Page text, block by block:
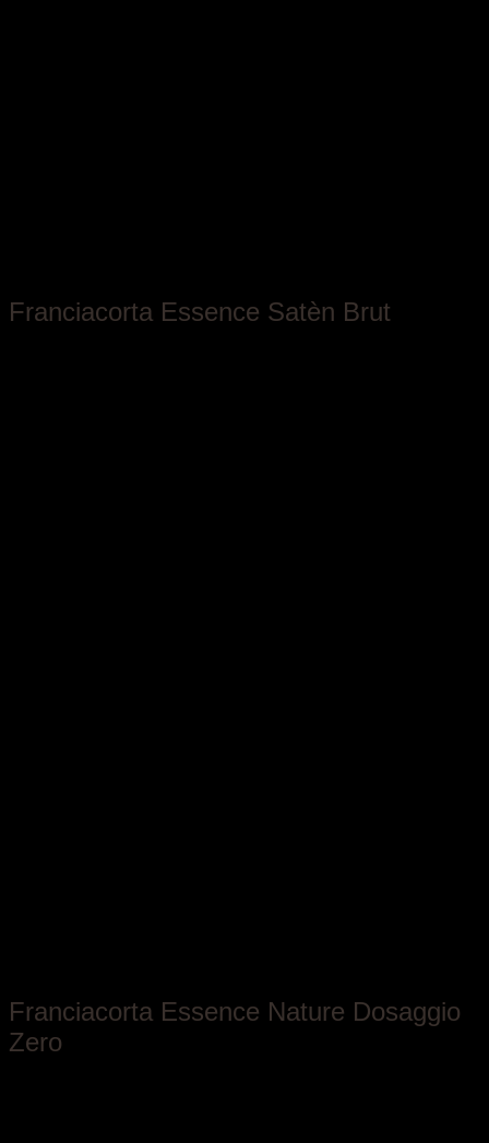
Franciacorta Essence Satèn Brut
Franciacorta Essence Nature Dosaggio
Zero